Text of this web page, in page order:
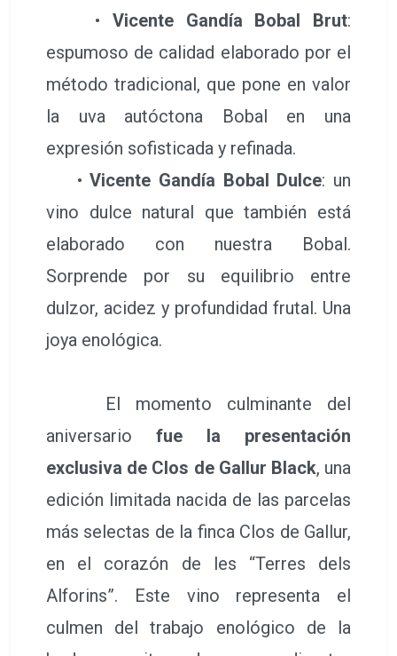
• Vicente Gandía Bobal Brut:
espumoso de calidad elaborado por el
método tradicional, que pone en valor
la uva autóctona Bobal en una
expresión sofisticada y refinada.
•Vicente Gandía Bobal Dulce: un
vino dulce natural que también está
elaborado con nuestra Bobal.
Sorprende por su equilibrio entre
dulzor, acidez y profundidad frutal. Una
joya enológica.
El momento culminante del
aniversario fue la presentación
exclusiva de Clos de Gallur Black, una
edición limitada nacida de las parcelas
más selectas de la finca Clos de Gallur,
en el corazón de les “Terres dels
Alforins”. Este vino representa el
culmen del trabajo enológico de la